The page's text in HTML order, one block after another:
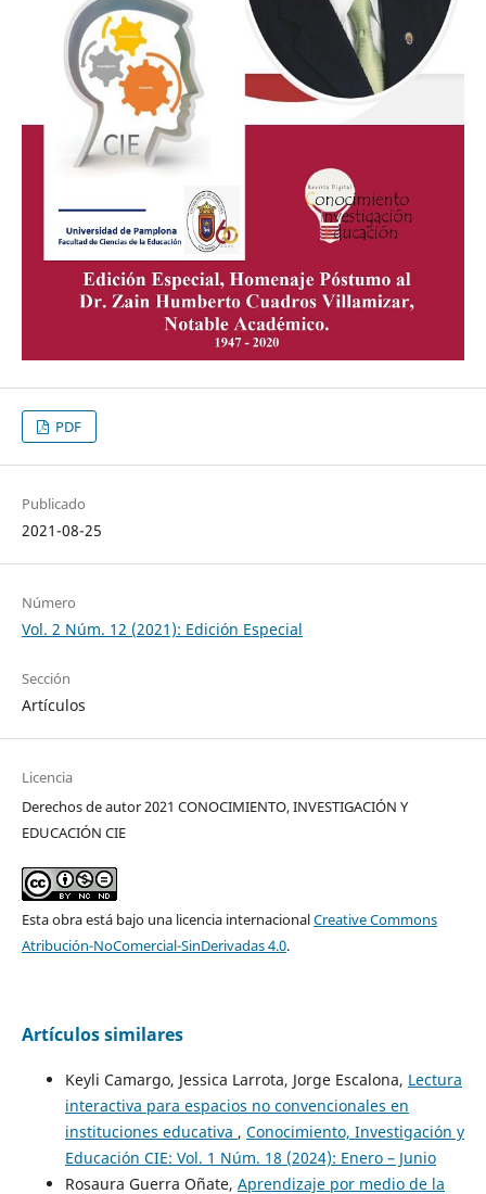
PDF
Publicado
2021-08-25
Número
Vol. 2 Núm. 12 (2021): Edición Especial
Sección
Artículos
Licencia
Derechos de autor 2021 CONOCIMIENTO, INVESTIGACIÓN Y
EDUCACIÓN CIE
Esta obra está bajo una licencia internacionalCreative Commons
Atribución-NoComercial-SinDerivadas 4.0.
Artículos similares
Keyli Camargo, Jessica Larrota, Jorge Escalona, Lectura
interactiva para espacios no convencionales en
instituciones educativa , Conocimiento, Investigación y
Educación CIE: Vol. 1 Núm. 18 (2024): Enero – Junio
Rosaura Guerra Oñate, Aprendizaje por medio de la